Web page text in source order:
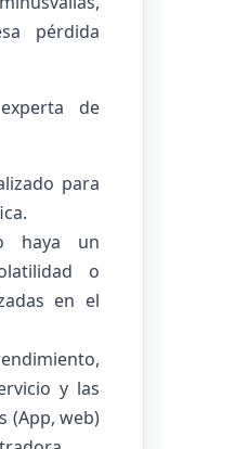
pérdida
de
para
haya un
o
en el
y las
(App, web)